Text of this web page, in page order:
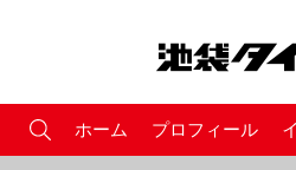
ホーム プロフィール